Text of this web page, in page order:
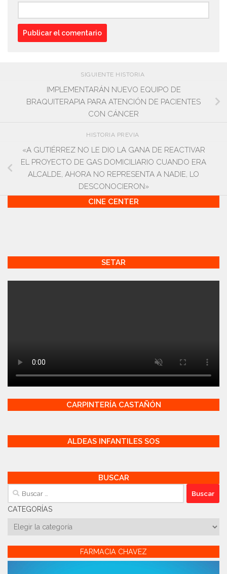
SIGUIENTE HISTORIA
IMPLEMENTARÁN NUEVO EQUIPO DE
BRAQUITERAPIA PARA ATENCIÓN DE PACIENTES
CON CÁNCER
HISTORIA PREVIA
«A GUTIÉRREZ NO LE DIO LA GANA DE REACTIVAR
EL PROYECTO DE GAS DOMICILIARIO CUANDO ERA
ALCALDE, AHORA NO REPRESENTA A NADIE, LO
DESCONOCIERON»
CINE CENTER
SETAR
CARPINTERÍA CASTAÑÓN
ALDEAS INFANTILES SOS
BUSCAR
Buscar:
CATEGORÍAS
Categorías
FARMACIA CHAVEZ